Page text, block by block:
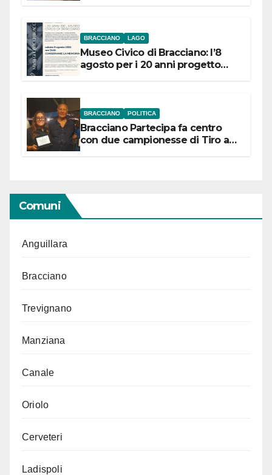
BRACCIANO LAGO
Museo Civico di Bracciano: l’8
agosto per i 20 anni progetto
BRACCIANO POLITICA
Bracciano Partecipa fa centro
con due campionesse di Tiro a
Comuni
Anguillara
Bracciano
Trevignano
Manziana
Canale
Oriolo
Cerveteri
Ladispoli